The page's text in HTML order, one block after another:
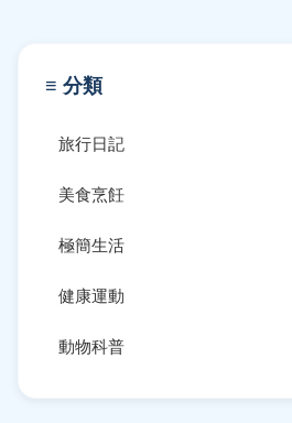
≡ 分類
旅行日記
美食烹飪
極簡生活
健康運動
動物科普